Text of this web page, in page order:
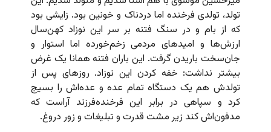
تولد، تولدی فرخنده اما دردناک و خونین بود. زایشی بود
که از بام و در سنگ فتنه بر سر این نوزاد کهن‌سال
ارزش‌ها و امیدهای مردمی زخم‌خورده اما استوار و
جان‌سخت باریدن گرفت. این باران فتنه همانا یک غرض
بیشتر نداشت: خفه کردن این نوزاد. روزهای پس از
تولدش هم یک دستگاه تمام عده و عده‌اش را بسیج
کرد و سپاهی در برابر این فرخنده‌فرزند آراست که
مدفون‌اش کند زیر مشت قدرت و تبلیغات و زور دروغ.